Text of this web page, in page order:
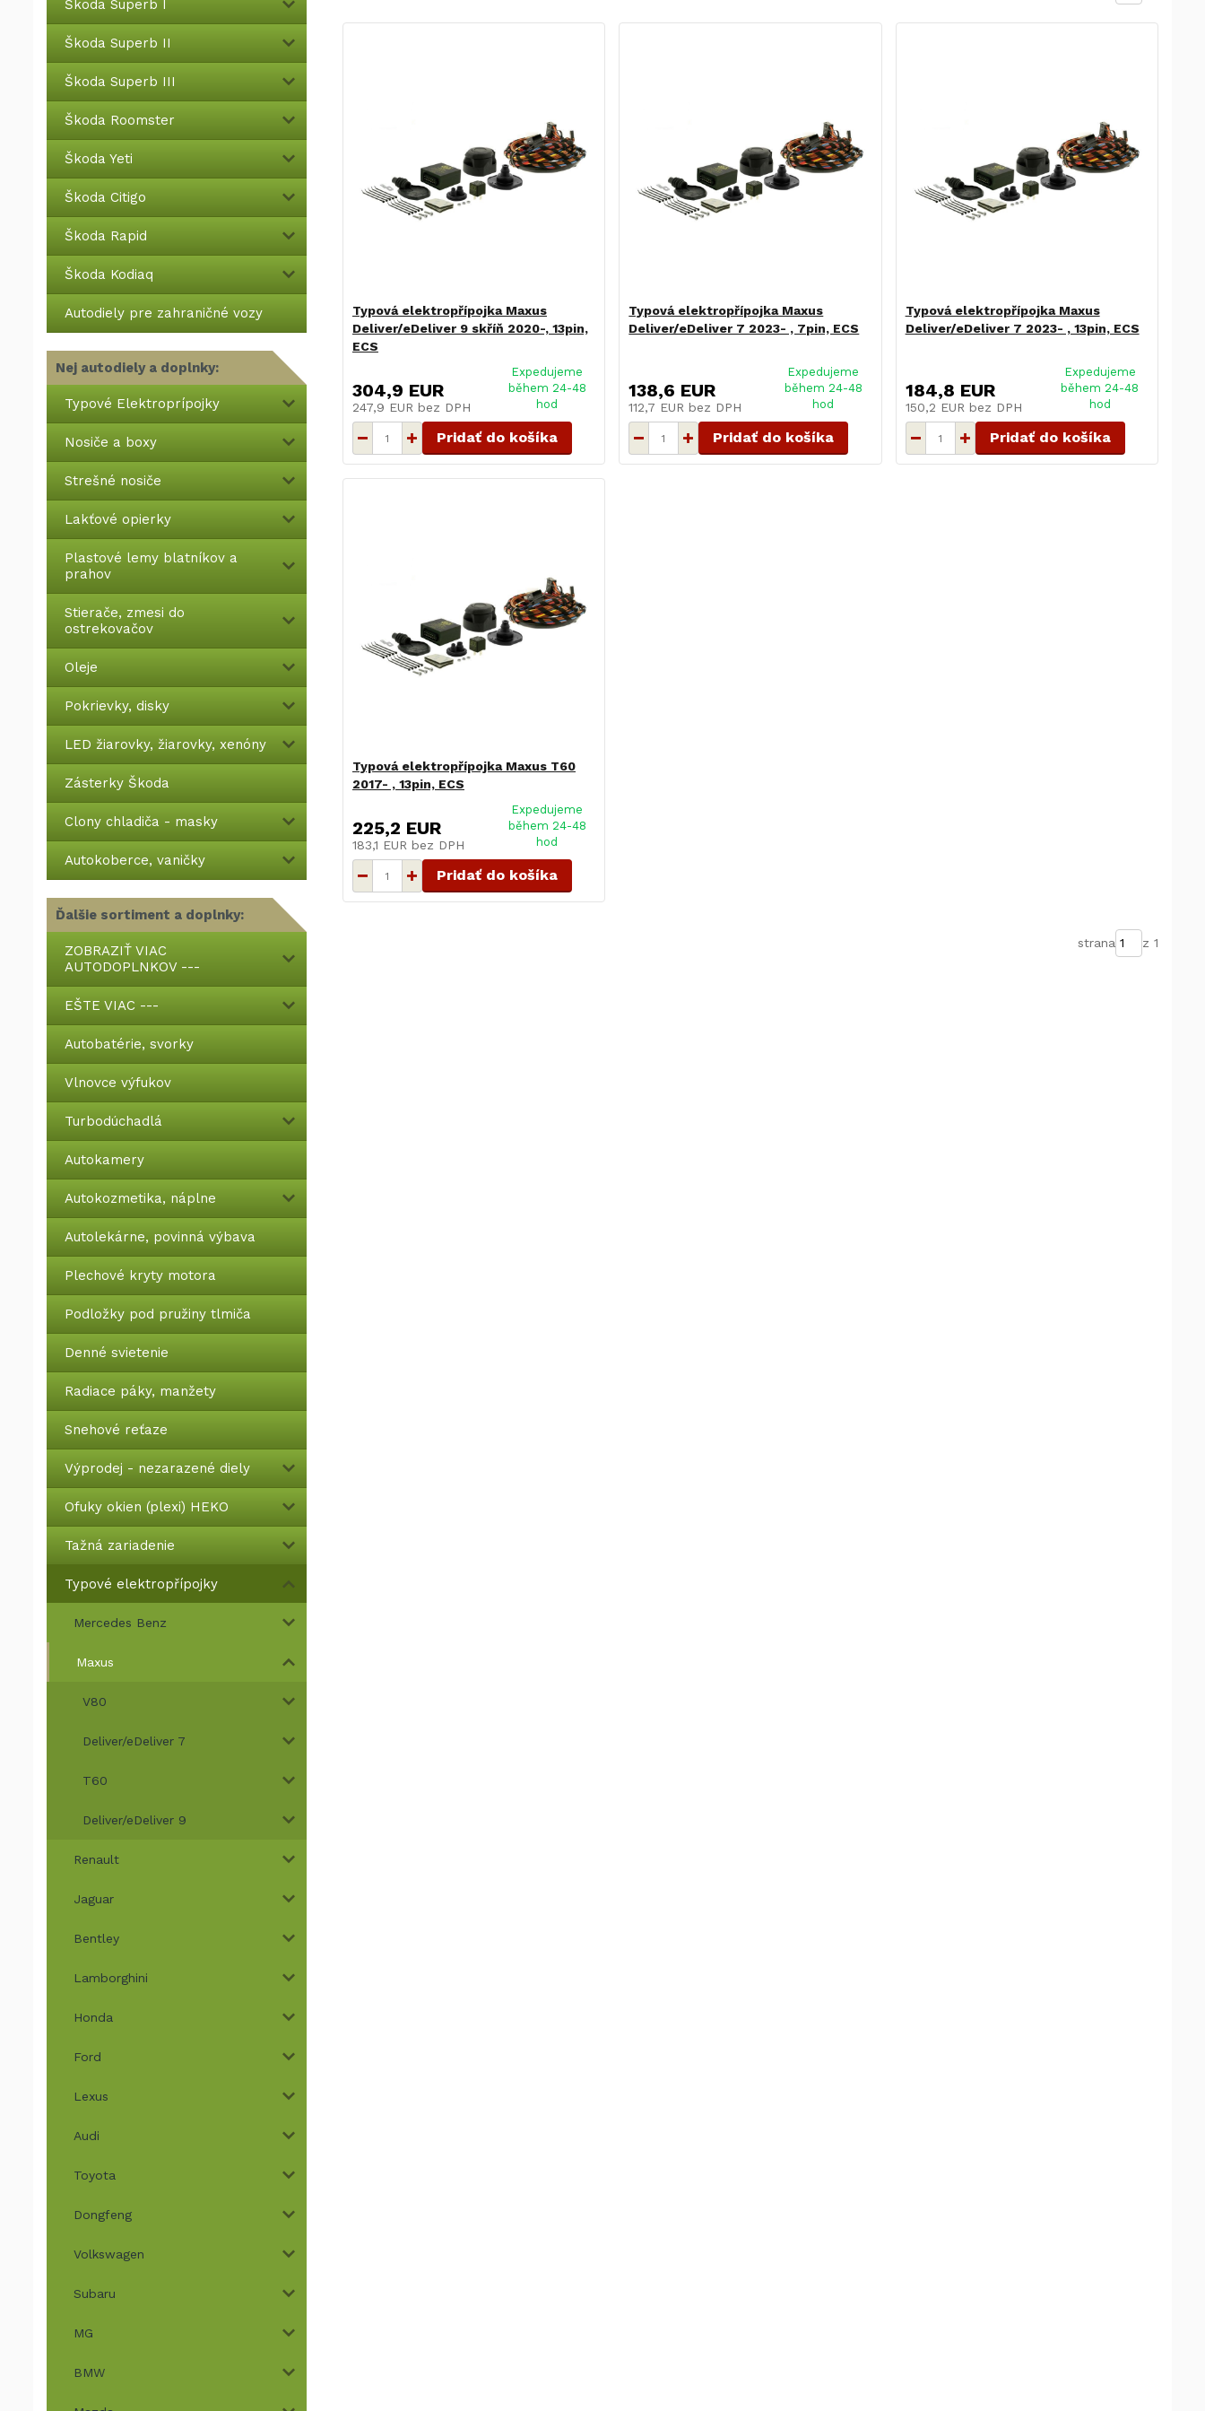
Škoda Superb I
Škoda Superb II
Škoda Superb III
Škoda Roomster
Škoda Yeti
Škoda Citigo
Škoda Rapid
Škoda Kodiaq
Autodiely pre zahraničné vozy
Nej autodiely a doplnky:
Typové Elektroprípojky
Nosiče a boxy
Strešné nosiče
Lakťové opierky
Plastové lemy blatníkov a
prahov
Stierače, zmesi do
ostrekovačov
Oleje
Pokrievky, disky
LED žiarovky, žiarovky, xenóny
Zásterky Škoda
Clony chladiča - masky
Autokoberce, vaničky
Ďalšie sortiment a doplnky:
ZOBRAZIŤ VIAC
AUTODOPLNKOV ---
EŠTE VIAC ---
Autobatérie, svorky
Vlnovce výfukov
Turbodúchadlá
Autokamery
Autokozmetika, náplne
Autolekárne, povinná výbava
Plechové kryty motora
Podložky pod pružiny tlmiča
Denné svietenie
Radiace páky, manžety
Snehové reťaze
Výprodej - nezarazené diely
Ofuky okien (plexi) HEKO
Tažná zariadenie
Typové elektropřípojky
Mercedes Benz
Maxus
V80
Deliver/eDeliver 7
T60
Deliver/eDeliver 9
Renault
Jaguar
Bentley
Lamborghini
Honda
Ford
Lexus
Audi
Toyota
Dongfeng
Volkswagen
Subaru
MG
BMW
Typová elektropřípojka Maxus
Deliver/eDeliver 9 skříň 2020-, 13pin,
ECS
304,9 EUR
247,9 EUR bez DPH
Expedujeme
během 24-48
hod
Pridať do košíka
Typová elektropřípojka Maxus
Deliver/eDeliver 7 2023- , 7pin, ECS
138,6 EUR
112,7 EUR bez DPH
Expedujeme
během 24-48
hod
Pridať do košíka
Typová elektropřípojka Maxus
Deliver/eDeliver 7 2023- , 13pin, ECS
184,8 EUR
150,2 EUR bez DPH
Expedujeme
během 24-48
hod
Pridať do košíka
Typová elektropřípojka Maxus T60
2017- , 13pin, ECS
225,2 EUR
183,1 EUR bez DPH
Expedujeme
během 24-48
hod
Pridať do košíka
strana z 1